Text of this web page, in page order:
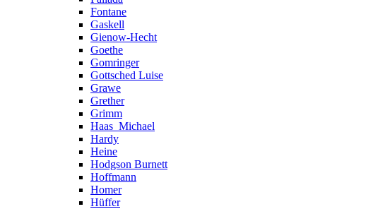
Fontane
Gaskell
Gienow-Hecht
Goethe
Gomringer
Gottsched Luise
Grawe
Grether
Grimm
Haas_Michael
Hardy
Heine
Hodgson Burnett
Hoffmann
Homer
Hüffer